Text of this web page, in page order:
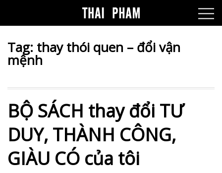
Tag: thay thói quen – đổi vận
mệnh
BỘ SÁCH thay đổi TƯ
DUY, THÀNH CÔNG,
GIÀU CÓ của tôi